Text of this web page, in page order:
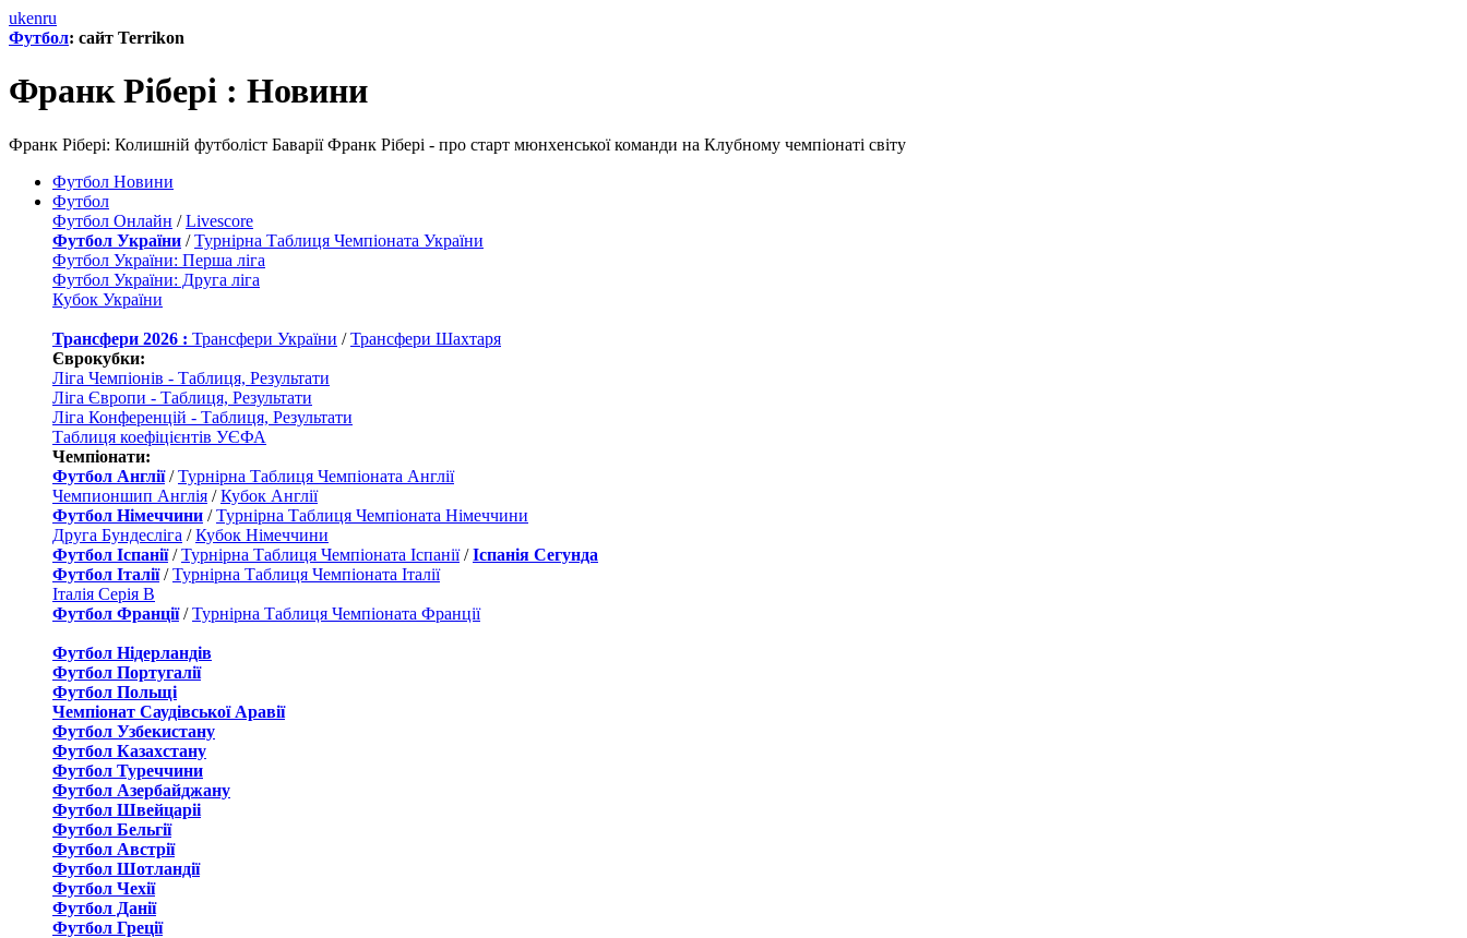
ukenru
Футбол: сайт Terrikon
Франк Рібері : Новини
Франк Рібері: Колишній футболіст Баварії Франк Рібері - про старт мюнхенської команди на Клубному чемпіонаті світу
Футбол Новини
Футбол
Футбол Онлайн /Livescore
Футбол України /Турнірна Таблиця Чемпіоната України
Футбол України: Перша ліга
Футбол України: Друга ліга
Кубок України
Трансфери 2026 : Трансфери України /Трансфери Шахтаря
Єврокубки:
Ліга Чемпіонів - Таблиця, Результати
Ліга Європи - Таблиця, Результати
Ліга Конференцій - Таблиця, Результати
Таблиця коефіцієнтів УЄФА
Чемпіонати:
Футбол Англії/Турнірна Таблиця Чемпіоната Англії
Чемпионшип Англія /Кубок Англії
Футбол Німеччини /Турнірна Таблиця Чемпіоната Німеччини
Друга Бундесліга /Кубок Німеччини
Футбол Іспанії/Турнірна Таблиця Чемпіоната Іспанії/Іспанія Сегунда
Футбол Італії/Турнірна Таблиця Чемпіоната Італії
Італія Серія B
Футбол Франції/Турнірна Таблиця Чемпіоната Франції
Футбол Нідерландiв
Футбол Португалії
Футбол Польщі
Чемпіонат Саудівської Аравії
Футбол Узбекистану
Футбол Казахстану
Футбол Туреччини
Футбол Азербайджану
Футбол Швейцаріі
Футбол Бельгії
Футбол Австрії
Футбол Шотландії
Футбол Чехії
Футбол Данії
Футбол Греції